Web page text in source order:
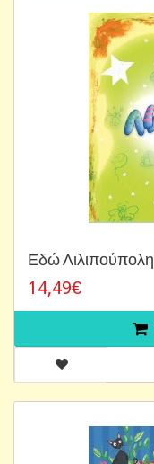
Εδώ Λιλιπούπολη
14,49€